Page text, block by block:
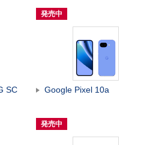
発売中
SC
Google Pixel 10a
発売中